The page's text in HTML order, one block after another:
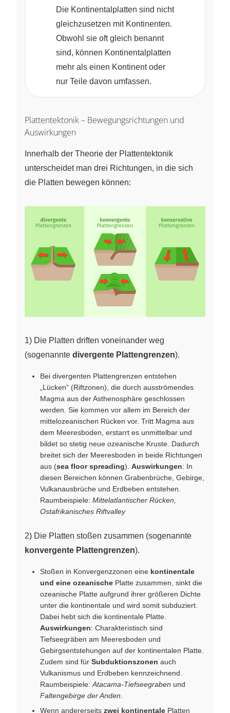
Die Kontinentalplatten sind nicht
gleichzusetzen mit Kontinenten.
Obwohl sie oft gleich benannt
sind, können Kontinentalplatten
mehr als einen Kontinent oder
nur Teile davon umfassen.
Plattentektonik – Bewegungsrichtungen und
Auswirkungen
Innerhalb der Theorie der Plattentektonik
unterscheidet man drei Richtungen, in die sich
die Platten bewegen können:
1) Die Platten driften voneinander weg
(sogenannte divergente Plattengrenzen).
Bei divergenten Plattengrenzen entstehen
„Lücken“ (Riftzonen), die durch ausströmendes
Magma aus der Asthenosphäre geschlossen
werden. Sie kommen vor allem im Bereich der
mittelozeanischen Rücken vor. Tritt Magma aus
dem Meeresboden, erstarrt es unmittelbar und
bildet so stetig neue ozeanische Kruste. Dadurch
breitet sich der Meeresboden in beide Richtungen
aus (sea floor spreading). Auswirkungen: In
diesen Bereichen können Grabenbrüche, Gebirge,
Vulkanausbrüche und Erdbeben entstehen.
Raumbeispiele: Mittelatlantischer Rücken,
Ostafrikanisches Riftvalley
2) Die Platten stoßen zusammen (sogenannte
konvergente Plattengrenzen).
Stoßen in Konvergenzzonen eine kontinentale
und eine ozeanische Platte zusammen, sinkt die
ozeanische Platte aufgrund ihrer größeren Dichte
unter die kontinentale und wird somit subduziert.
Dabei hebt sich die kontinentale Platte.
Auswirkungen: Charakteristisch sind
Tiefseegräben am Meeresboden und
Gebirgsentstehungen auf der kontinentalen Platte.
Zudem sind für Subduktionszonen auch
Vulkanismus und Erdbeben kennzeichnend.
Raumbeispiele: Atacama-Tiefseegraben und
Faltengebirge der Anden
Wenn andererseits zwei kontinentale Platten